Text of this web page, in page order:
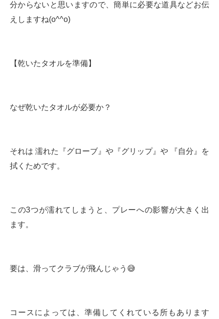
分からないと思いますので、簡単に必要な道具などお伝
えしますね(o^^o)
【乾いたタオルを準備】
なぜ乾いたタオルが必要か？
それは 濡れた『グローブ』や『グリップ』や 『自分』を
拭くためです。
この3つが濡れてしまうと、プレーへの影響が大きく出
ます。
要は、滑ってクラブが飛んじゃう😅
コースによっては、準備してくれている所もあります